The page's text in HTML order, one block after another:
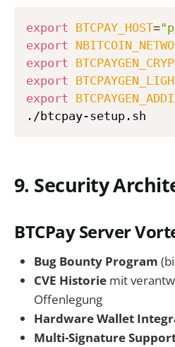
export BTCPAY_HOST=
export
export
export
export
9. Security
BTCPay Server
Bug Bounty Program
CVE Historie mit
Offenlegung
Hardware Wallet
Multi-Signature